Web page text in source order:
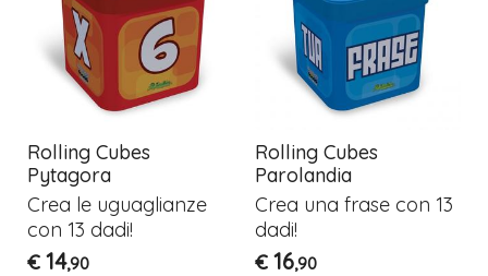
Rolling Cubes
Pytagora
Crea le uguaglianze
con 13 dadi!
€ 14,90
Rolling Cubes
Parolandia
Crea una frase con 13
dadi!
€ 16,90